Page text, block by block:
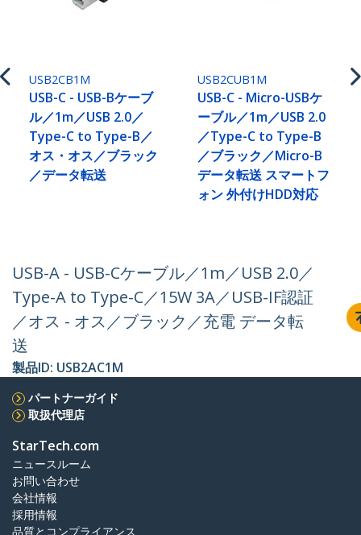
USB2CB1M
USB-C - USB-Bケーブ
ル／1m／USB 2.0／
Type-C to Type-B／
オス・オス／ブラック
／データ転送
USB2CUB1M
USB-C - Micro-USBケ
ーブル／1m／USB 2.0
／Type-C to Type-B
／ブラック／Micro-B
データ転送 スマートフ
ォン 外付けHDD対応
USB-A - USB-Cケーブル／1m／USB 2.0／
Type-A to Type-C／15W 3A／USB-IF認証
／オス - オス／ブラック／充電 データ転
送
製品ID: USB2AC1M
パートナーガイド
取扱代理店
StarTech.com
ニュースルーム
お問い合わせ
会社情報
採用情報
品質とコンプライアンス